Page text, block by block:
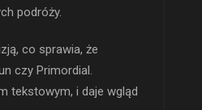
podróży.
co sprawia, że
czy Primordial.
tekstowym, i daje wgląd